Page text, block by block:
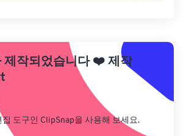
에서 적용
로 저장
제작되었습니다❤️제작
도구인 ClipSnap을 사용해 보세요.